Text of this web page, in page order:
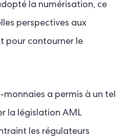
la numérisation, ce
perspectives aux
pour contourner le
monnaies a permis à un tel
la législation AML
les régulateurs